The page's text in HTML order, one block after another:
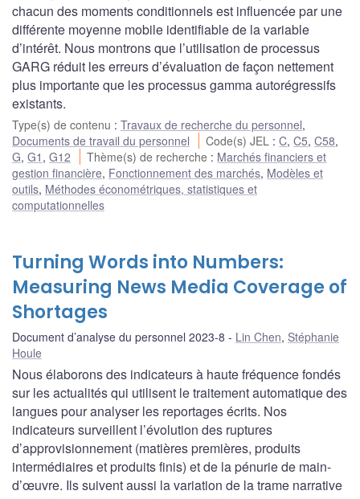
chacun des moments conditionnels est influencée par une
différente moyenne mobile identifiable de la variable
d’intérêt. Nous montrons que l’utilisation de processus
GARG réduit les erreurs d’évaluation de façon nettement
plus importante que les processus gamma autorégressifs
existants.
Type(s) de contenu : Travaux de recherche du personnel,
Documents de travail du personnel
Code(s) JEL :C,C5,C58,
G, G1 , G12 Thème(s) de recherche : Marchés financiers et
gestion financière, Fonctionnement des marchés, Modèles et
outils, Méthodes économétriques, statistiques et
computationnelles
Turning Words into Numbers:
Measuring News Media Coverage of
Shortages
Document d’analyse du personnel 2023-8 Lin Chen, Stéphanie
Houle
Nous élaborons des indicateurs à haute fréquence fondés
sur les actualités qui utilisent le traitement automatique des
langues pour analyser les reportages écrits. Nos
indicateurs surveillent l’évolution des ruptures
d’approvisionnement (matières premières, produits
intermédiaires et produits finis) et de la pénurie de main-
d’œuvre. Ils suivent aussi la variation de la trame narrative